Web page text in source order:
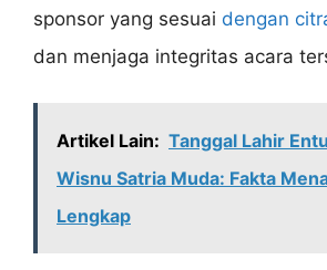
sponsor yang sesuai dengan
dan menjaga integritas acara
Artikel Lain: Tanggal Lahir
Wisnu Satria Muda: Fakta
Lengkap